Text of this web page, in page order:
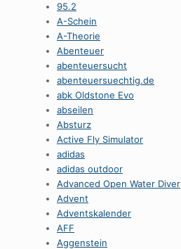
95.2
A-Schein
A-Theorie
Abenteuer
abenteuersucht
abenteuersuechtig.de
abk Oldstone Evo
abseilen
Absturz
Active Fly Simulator
adidas
adidas outdoor
Advanced Open Water Diver
Advent
Adventskalender
AFF
Aggenstein